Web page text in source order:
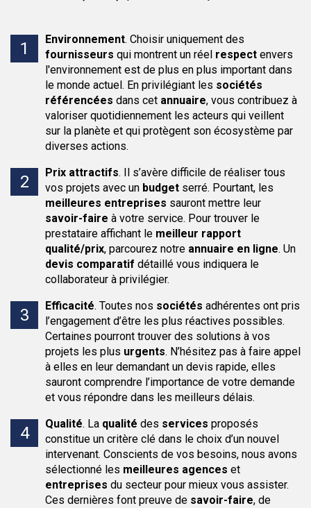
Environnement. Choisir uniquement des
fournisseurs qui montrent un réel respect envers
l'environnement est de plus en plus important dans
le monde actuel. En privilégiant les sociétés
référencées dans cet annuaire, vous contribuez à
valoriser quotidiennement les acteurs qui veillent
sur la planète et qui protègent son écosystème par
diverses actions.
Prix attractifs. Il s’avère difficile de réaliser tous
vos projets avec un budget serré. Pourtant, les
meilleures entreprises sauront mettre leur
savoir-faire à votre service. Pour trouver le
prestataire affichant le meilleur rapport
qualité/prix, parcourez notre annuaire en ligne. Un
devis comparatif détaillé vous indiquera le
collaborateur à privilégier.
Efficacité. Toutes nos sociétés adhérentes ont pris
l’engagement d’être les plus réactives possibles.
Certaines pourront trouver des solutions à vos
projets les plus urgents. N’hésitez pas à faire appel
à elles en leur demandant un devis rapide, elles
sauront comprendre l’importance de votre demande
et vous répondre dans les meilleurs délais.
Qualité. La qualité des services proposés
constitue un critère clé dans le choix d’un nouvel
intervenant. Conscients de vos besoins, nous avons
sélectionné les meilleures agences et
entreprises du secteur pour mieux vous assister.
Ces dernières font preuve de savoir-faire, de